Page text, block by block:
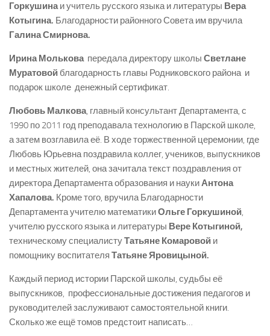
Горкушинаи учитель русского языка и литературы Вера
Котыгина. Благодарности районного Совета им вручила
Галина Смирнова.
Ирина Мольковапередала директору школы Светлане
Муратовой благодарность главы Родниковского района и
подарок школе ­ денежный сертификат.
Любовь Малкова, главный консультант Департамента, с
1990 по 2011 год преподавала технологию в Парской школе,
а затем возглавила её. В ходе торжественной церемонии, где
Любовь Юрьевна поздравила коллег, учеников, выпускников
и местных жителей, она зачитала текст поздравления от
директора Департамента образования и наукиАнтона
Хапалова. Кроме того, вручила Благодарности
Департамента учителю математикиОльге Горкушиной,
учителю русского языка и литературы Вере Котыгиной,
техническому специалистуТатьяне Комаровой и
помощнику воспитателя Татьяне Яровицыной.
Каждый период истории Парской школы, судьбы её
выпускников, профессиональные достижения педагогов и
руководителей заслуживают самостоятельной книги.
Сколько же ещё томов предстоит написать…